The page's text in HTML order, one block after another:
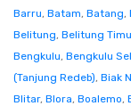
Barru, Batam, Batang,
Belitung, Belitung
Bengkulu, Bengkulu
(Tanjung Redeb), Biak
Blitar, Blora, Boalemo,